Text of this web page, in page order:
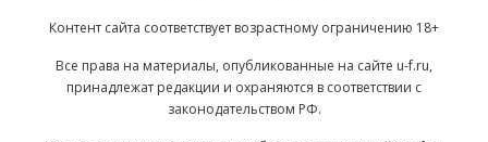
Контент сайта соответствует возрастному ограничению 18+
Все права на материалы, опубликованные на сайте u-f.ru,
принадлежат редакции и охраняются в соответствии с
законодательством РФ.